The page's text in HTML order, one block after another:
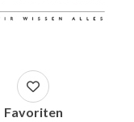
Favoriten